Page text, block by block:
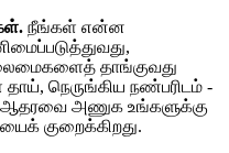
நீங்கள் என்ன
தாங்குவது
நெருங்கிய நண்பரிடம் -
ஆதரவை அணுக உங்களுக்கு
குறைக்கிறது.